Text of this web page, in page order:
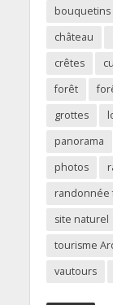
bouquetins
château
crêtes
forêt
grottes
panorama
photos
randonnée
site naturel
tourisme
vautours